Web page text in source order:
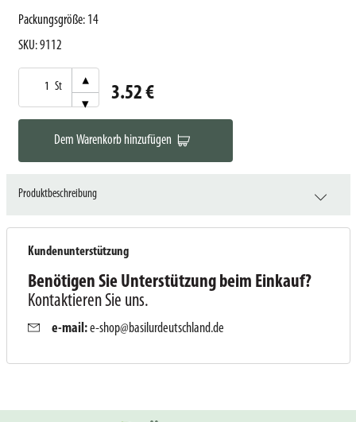
3.52 €
St
▾
▾
Dem Warenkorb hinzufügen
Packungsgröße: 14
SKU:9112
Produktbeschreibung
Kundenunterstützung
Benötigen Sie Unterstützung beim Einkauf?
Kontaktieren Sie uns.
e-mail:e-shop@basilurdeutschland.de